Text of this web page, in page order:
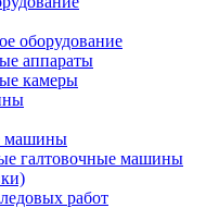
оборудование
аппараты
камеры
машины
галтовочные машины
работ